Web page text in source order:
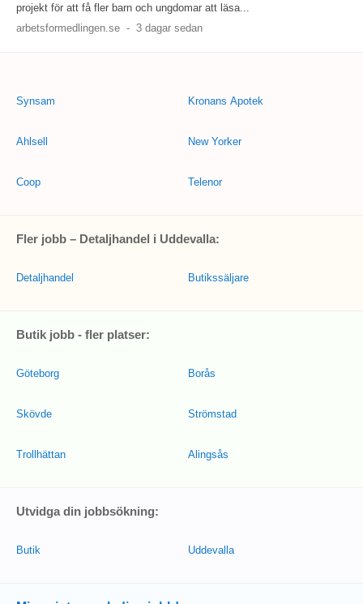
projekt för att få fler barn och ungdomar att läsa...
arbetsformedlingen.se - 3 dagar sedan
Synsam
Ahlsell
Coop
Kronans Apotek
New Yorker
Telenor
Fler jobb – Detaljhandel i Uddevalla:
Detaljhandel Butikssäljare
Butik jobb - fler platser:
Göteborg
Skövde
Trollhättan
Borås
Strömstad
Alingsås
Utvidga din jobbsökning:
Butik Uddevalla